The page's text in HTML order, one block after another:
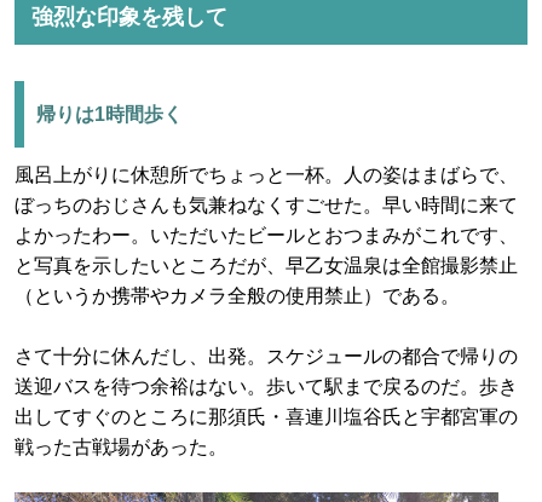
強烈な印象を残して
帰りは1時間歩く
風呂上がりに休憩所でちょっと一杯。人の姿はまばらで、
ぼっちのおじさんも気兼ねなくすごせた。早い時間に来て
よかったわー。いただいたビールとおつまみがこれです、
と写真を示したいところだが、早乙女温泉は全館撮影禁止
（というか携帯やカメラ全般の使用禁止）である。
さて十分に休んだし、出発。スケジュールの都合で帰りの
送迎バスを待つ余裕はない。歩いて駅まで戻るのだ。歩き
出してすぐのところに那須氏・喜連川塩谷氏と宇都宮軍の
戦った古戦場があった。